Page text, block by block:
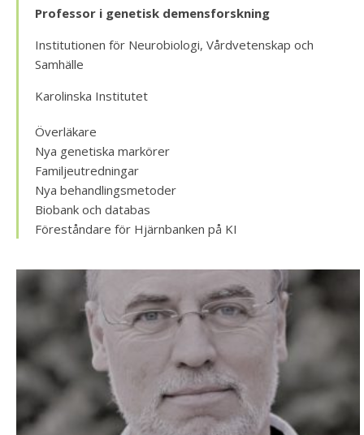
Professor i genetisk demensforskning
Institutionen för Neurobiologi, Vårdvetenskap och
Samhälle
Karolinska Institutet
Överläkare
Nya genetiska markörer
Familjeutredningar
Nya behandlingsmetoder
Biobank och databas
Föreståndare för Hjärnbanken på KI